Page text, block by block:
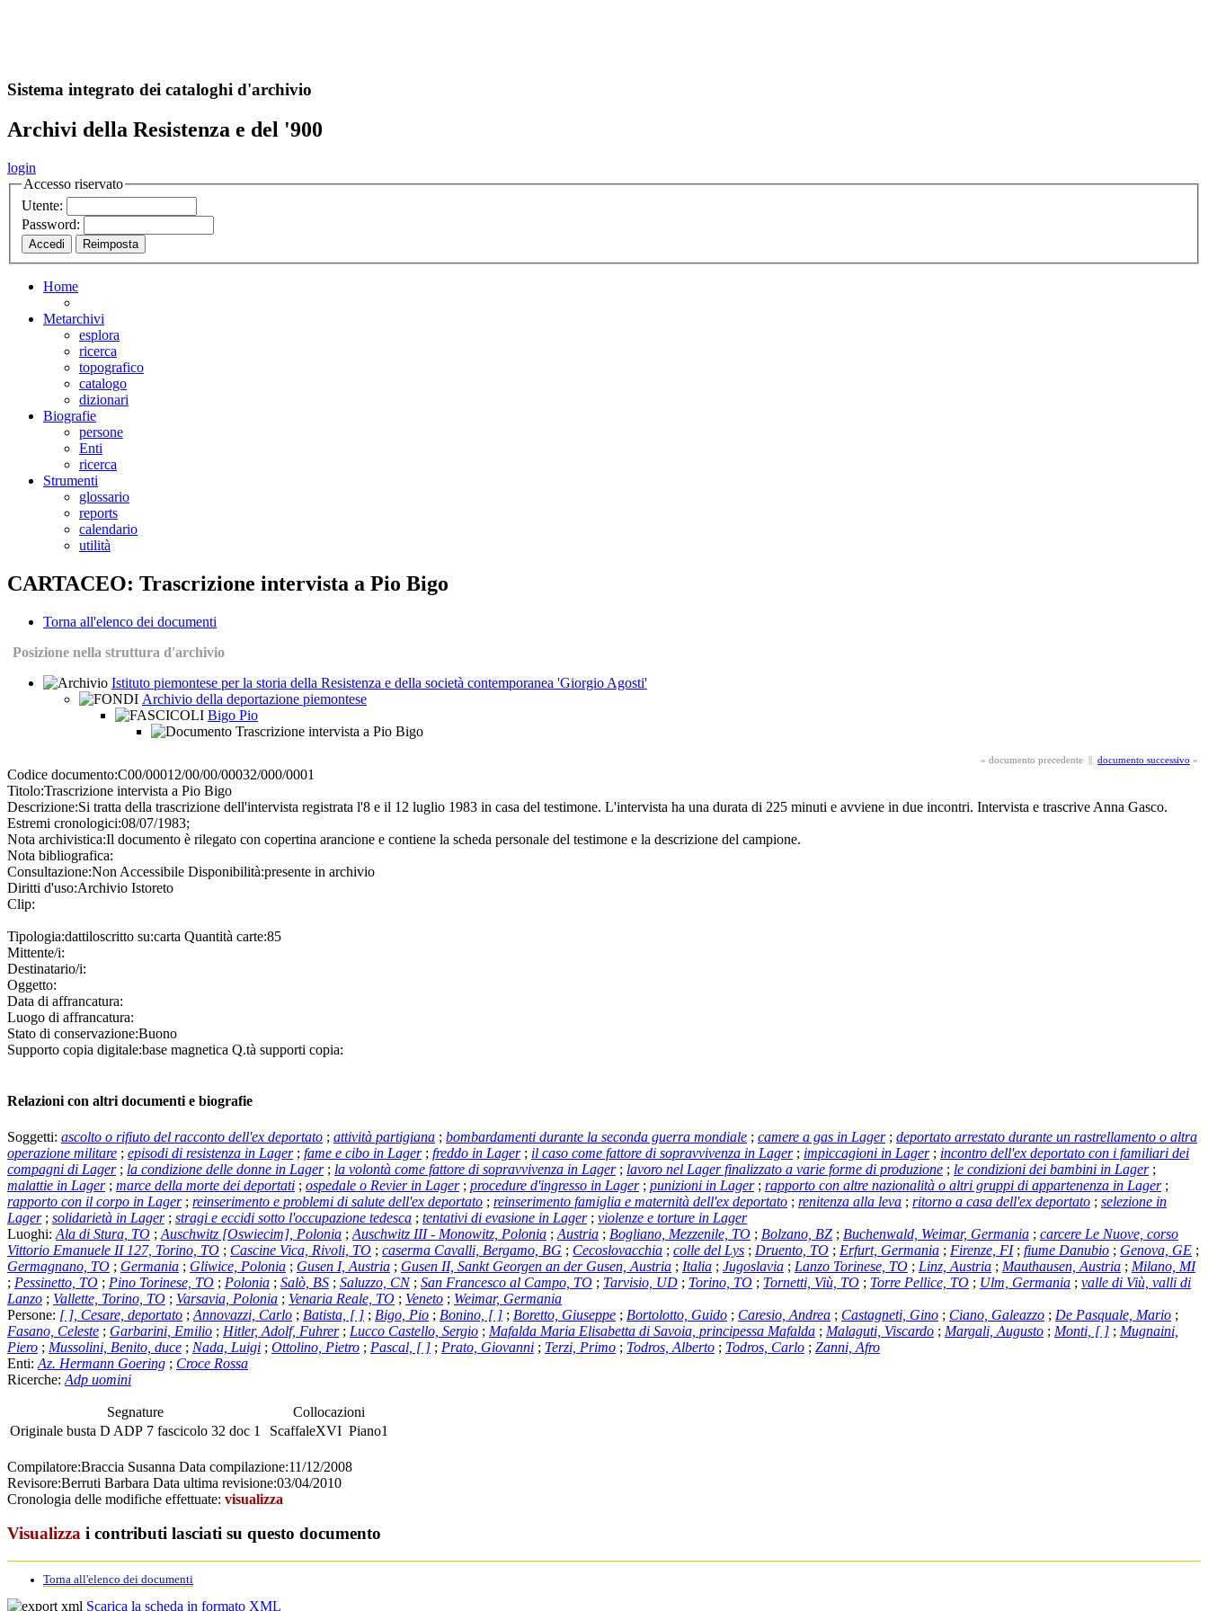
Sistema integrato dei cataloghi d'archivio
Archivi della Resistenza e del '900
login
Accesso riservato
Utente:
Password:
Home
Metarchivi
esplora
ricerca
topografico
catalogo
dizionari
Biografie
persone
Enti
ricerca
Strumenti
glossario
reports
calendario
utilità
CARTACEO: Trascrizione intervista a Pio Bigo
Torna all'elenco dei documenti
Posizione nella struttura d'archivio
Istituto piemontese per la storia della Resistenza e della società contemporanea 'Giorgio Agosti'
Archivio della deportazione piemontese
Bigo Pio
Trascrizione intervista a Pio Bigo
« documento precedente || documento successivo »
Codice documento:C00/00012/00/00/00032/000/0001
Titolo:Trascrizione intervista a Pio Bigo
Descrizione:Si tratta della trascrizione dell'intervista registrata l'8 e il 12 luglio 1983 in casa del testimone. L'intervista ha una durata di 225 minuti e avviene in due incontri. Intervista e trascrive Anna Gasco.
Estremi cronologici:08/07/1983;
Nota archivistica:Il documento è rilegato con copertina arancione e contiene la scheda personale del testimone e la descrizione del campione.
Nota bibliografica:
Consultazione:Non Accessibile Disponibilità:presente in archivio
Diritti d'uso:Archivio Istoreto
Clip:
Tipologia:dattiloscritto su:carta Quantità carte:85
Mittente/i:
Destinatario/i:
Oggetto:
Data di affrancatura:
Luogo di affrancatura:
Stato di conservazione:Buono
Supporto copia digitale:base magnetica Q.tà supporti copia:
Relazioni con altri documenti e biografie
Soggetti: ascolto o rifiuto del racconto dell'ex deportato ; attività partigiana ; bombardamenti durante la seconda guerra mondiale ; camere a gas in Lager; deportato arrestato durante un rastrellamento o altra
operazione militare ; episodi di resistenza in Lager; fame e cibo in Lager; freddo in Lager; il caso come fattore di sopravvivenza in Lager; impiccagioni in Lager; incontro dell'ex deportato con i familiari dei
compagni di Lager; la condizione delle donne in Lager; la volontà come fattore di sopravvivenza in Lager; lavoro nel Lager finalizzato a varie forme di produzione ; le condizioni dei bambini in Lager;
malattie in Lager; marce della morte dei deportati ; ospedale o Revier in Lager; procedure d'ingresso in Lager; punizioni in Lager; rapporto con altre nazionalità o altri gruppi di appartenenza in Lager;
rapporto con il corpo in Lager; reinserimento e problemi di salute dell'ex deportato ; reinserimento famiglia e maternità dell'ex deportato ; renitenza alla leva ; ritorno a casa dell'ex deportato ; selezione in
Lager; solidarietà in Lager; stragi e eccidi sotto l'occupazione tedesca ; tentativi di evasione in Lager; violenze e torture in Lager
Luoghi: Ala di Stura, TO ; Auschwitz [Oswiecim], Polonia ; Auschwitz III - Monowitz, Polonia ; Austria ; Bogliano, Mezzenile, TO ; Bolzano, BZ ; Buchenwald, Weimar, Germania ; carcere Le Nuove, corso
Vittorio Emanuele II 127, Torino, TO ; Cascine Vica, Rivoli, TO ; caserma Cavalli, Bergamo, BG ; Cecoslovacchia ; colle del Lys ; Druento, TO ; Erfurt, Germania ; Firenze, FI; fiume Danubio ; Genova, GE ;
Germagnano, TO ; Germania ; Gliwice, Polonia ; Gusen I, Austria ; Gusen II, Sankt Georgen an der Gusen, Austria ; Italia ; Jugoslavia ; Lanzo Torinese, TO ; Linz, Austria ; Mauthausen, Austria ; Milano, MI
; Pessinetto, TO ; Pino Torinese, TO ; Polonia ; Salò, BS ; Saluzzo, CN; San Francesco al Campo, TO ; Tarvisio, UD ; Torino, TO ; Tornetti, Viù, TO ; Torre Pellice, TO ; Ulm, Germania ; valle di Viù, valli di
Lanzo ; Vallette, Torino, TO ; Varsavia, Polonia ; Venaria Reale, TO ; Veneto ; Weimar, Germania
Persone: [ ], Cesare, deportato ; Annovazzi, Carlo ; Batista, [ ] ; Bigo, Pio ; Bonino, [ ] ; Boretto, Giuseppe ; Bortolotto, Guido ; Caresio, Andrea ; Castagneti, Gino ; Ciano, Galeazzo ; De Pasquale, Mario ;
Fasano, Celeste ; Garbarini, Emilio ; Hitler, Adolf, Fuhrer; Lucco Castello, Sergio ; Mafalda Maria Elisabetta di Savoia, principessa Mafalda ; Malaguti, Viscardo ; Margali, Augusto ; Monti, [ ] ; Mugnaini,
Piero ; Mussolini, Benito, duce ; Nada, Luigi ; Ottolino, Pietro ; Pascal, [ ] ; Prato, Giovanni ; Terzi, Primo ; Todros, Alberto ; Todros, Carlo ; Zanni, Afro
Enti: Az. Hermann Goering ; Croce Rossa
Ricerche: Adp uomini
Segnature
Originale busta D ADP 7 fascicolo 32 doc 1
Collocazioni
ScaffaleXVI Piano1
Compilatore:Braccia Susanna Data compilazione:11/12/2008
Revisore:Berruti Barbara Data ultima revisione:03/04/2010
Cronologia delle modifiche effettuate: visualizza
Visualizza i contributi lasciati su questo documento
Torna all'elenco dei documenti
Scarica la scheda in formato XML